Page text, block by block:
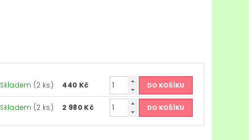
Skladem (2 ks) 440 Kč
Skladem (2 ks) 2 980 Kč